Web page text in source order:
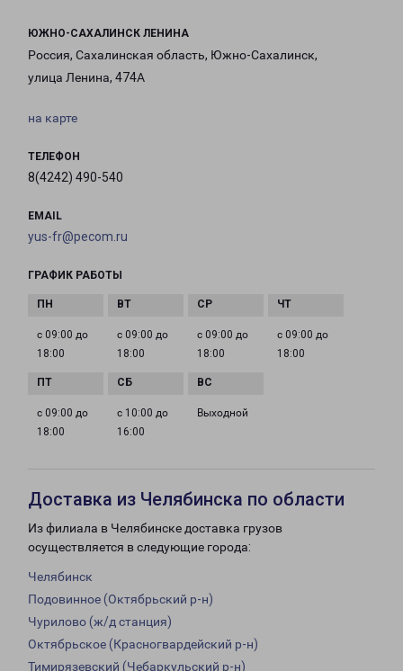
ЮЖНО-САХАЛИНСК ЛЕНИНА
Россия, Сахалинская область, Южно-Сахалинск,
улица Ленина, 474А
на карте
ТЕЛЕФОН
8(4242) 490-540
EMAIL
yus-fr@pecom.ru
ГРАФИК РАБОТЫ
с 09:00 до
18:00
с 09:00 до
18:00
с 09:00 до
18:00
с 09:00 до
18:00
с 09:00 до
18:00
с 10:00 до
16:00
Выходной
Доставка из Челябинска по области
Из филиала в Челябинске доставка грузов
осуществляется в следующие города:
Челябинск
Подовинное (Октябрьский р-н)
Чурилово (ж/д станция)
Октябрьское (Красногвардейский р-н)
Тимирязевский (Чебаркульский р-н)